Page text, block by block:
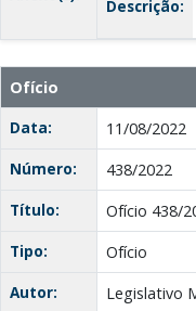
Descrição:
Ofício
Data:
11/08/2022
Número:
438/2022
Título:
Ofício 438/
Tipo:
Ofício
Autor:
Legislativo